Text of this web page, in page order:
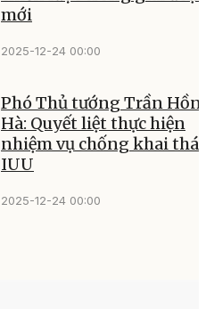
mới
2025-12-24 00:00
Phó Thủ tướng Trần
Hà: Quyết liệt thực hiện
nhiệm vụ chống khai thác
IUU
2025-12-24 00:00